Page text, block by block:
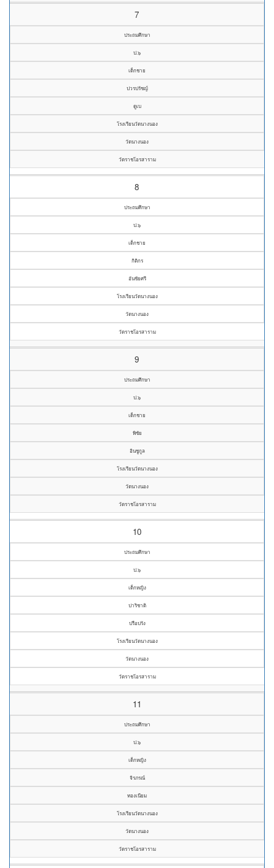
7
ประถมศึกษา
ป.๖
เด็กชาย
ปวรปรัชญ์
ดูเบ
โรงเรียนวัดนางนอง
วัดนางนอง
วัดราชโอรสาราม
8
ประถมศึกษา
ป.๖
เด็กชาย
กิติกร
อันชัยศรี
โรงเรียนวัดนางนอง
วัดนางนอง
วัดราชโอรสาราม
9
ประถมศึกษา
ป.๖
เด็กชาย
พิชัย
อินชูกูล
โรงเรียนวัดนางนอง
วัดนางนอง
วัดราชโอรสาราม
10
ประถมศึกษา
ป.๖
เด็กหญิง
ปาริชาติ
ปรือปรัง
โรงเรียนวัดนางนอง
วัดนางนอง
วัดราชโอรสาราม
11
ประถมศึกษา
ป.๖
เด็กหญิง
จิรภรณ์
ทองเนียม
โรงเรียนวัดนางนอง
วัดนางนอง
วัดราชโอรสาราม